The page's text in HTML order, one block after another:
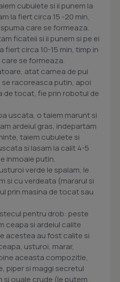
cubulete si ii punem la
la fiert circa 15 -20 min,
care se formeaza.
ficateii si ii punem si pe ei
fiert circa 10-15 min, timp in
se formeaza.
atat carnea de pui
racoreasca putin, apoi
de tocat, fie prin robotul de
uscata, o taiem marunt si
ardeiul gras, indepartam
taiem cubulete si
si lasam la calit 4-5
inmoaie putin.
verde le spalam, le
si cu verdeata (mararul si
prin masina de tocat sau
pentru drob: peste
ceapa si ardeiul calite
acestea au fost calite si
usturoi, marar,
aceasta compozitie,
piper si maggi secretul
si ouale crude (le putem